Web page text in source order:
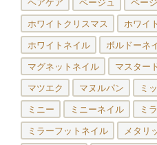
ヘアケア ベージュ ベー
ホワイトクリスマス ホワイ
ホワイトネイル ボルドーネ
マグネットネイル マスター
マツエク マヌルパン ミ
ミニー ミニーネイル ミ
ミラーフットネイル メタリ